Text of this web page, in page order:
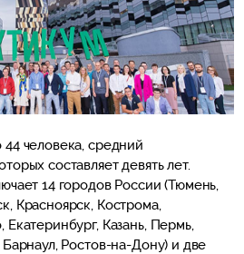
человека, средний
составляет девять лет.
14 городов России (Тюмень,
Красноярск, Кострома,
Казань, Пермь,
Ростов-на-Дону) и две